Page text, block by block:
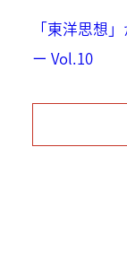
「東洋思想
ー Vol.10